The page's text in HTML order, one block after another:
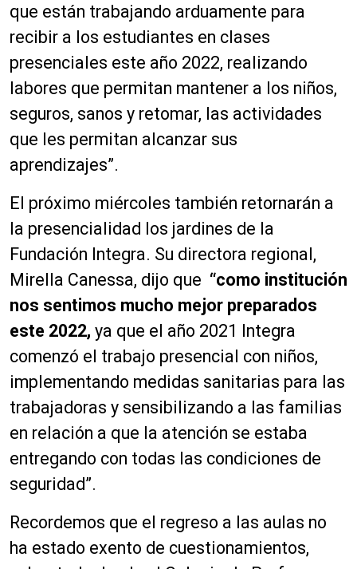
que están trabajando arduamente para
recibir a los estudiantes en clases
presenciales este año 2022, realizando
labores que permitan mantener a los niños,
seguros, sanos y retomar, las actividades
que les permitan alcanzar sus
aprendizajes”.
El próximo miércoles también retornarán a
la presencialidad los jardines de la
Fundación Integra. Su directora regional,
Mirella Canessa, dijo que “como institución
nos sentimos mucho mejor preparados
este 2022, ya que el año 2021 Integra
comenzó el trabajo presencial con niños,
implementando medidas sanitarias para las
trabajadoras y sensibilizando a las familias
en relación a que la atención se estaba
entregando con todas las condiciones de
seguridad”.
Recordemos que el regreso a las aulas no
ha estado exento de cuestionamientos,